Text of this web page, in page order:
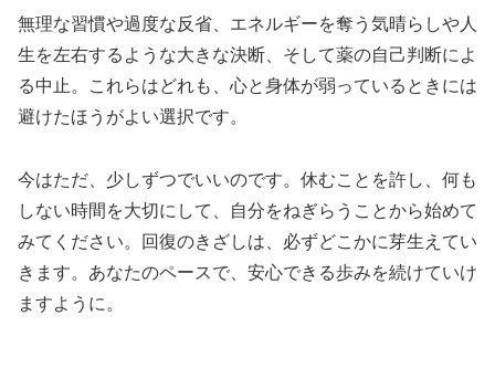
無理な習慣や過度な反省、エネルギーを奪う気晴らしや人
生を左右するような大きな決断、そして薬の自己判断によ
る中止。これらはどれも、心と身体が弱っているときには
避けたほうがよい選択です。
今はただ、少しずつでいいのです。休むことを許し、何も
しない時間を大切にして、自分をねぎらうことから始めて
みてください。回復のきざしは、必ずどこかに芽生えてい
きます。あなたのペースで、安心できる歩みを続けていけ
ますように。